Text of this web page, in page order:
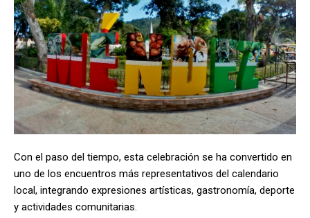
Con el paso del tiempo, esta celebración se ha convertido en
uno de los encuentros más representativos del calendario
local, integrando expresiones artísticas, gastronomía, deporte
y actividades comunitarias.